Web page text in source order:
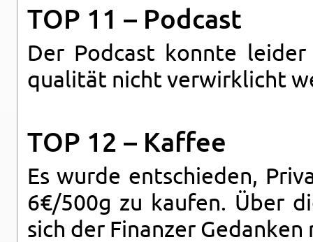
TOP 11 – Pod­cast
Der Pod­cast konn­te
qua­li­tät nicht ver­wirk­licht
TOP 12 – Kaf­fee
Es wurde ent­schie­den,
6€/500g zu kau­fen. Über
sich der Fi­nan­zer Ge­dan­ken